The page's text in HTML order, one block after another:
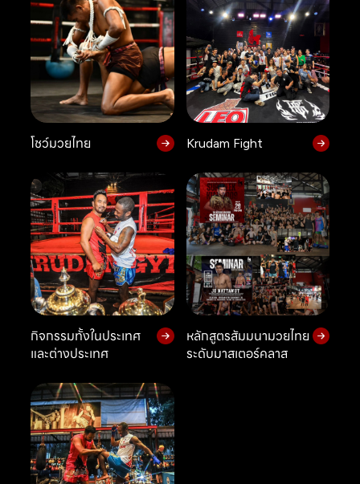
โชว์มวยไทย Krudam Fight
กิจกรรมทั้งในประเทศ
และต่างประเทศ
หลักสูตรสัมมนามวยไทย
ระดับมาสเตอร์คลาส